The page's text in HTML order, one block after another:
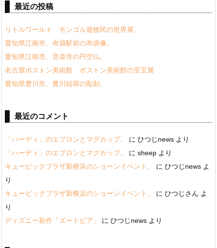
最近の投稿
リトルワールド モンゴル遊牧民の世界展。
愛知県江南市、布袋駅前の布袋像。
愛知県江南市、音楽寺の円空仏。
名古屋ボストン美術館 ボストン美術館の至宝展
愛知県豊川市、豊川稲荷の彫刻。
最近のコメント
「ハーディ」のエプロンとマグカップ。 に ひつじnews より
「ハーディ」のエプロンとマグカップ。
に sheep より
キュービックプラザ新横浜のショーンイベント。
に ひつじnews よ
り
キュービックプラザ新横浜のショーンイベント。
に ひつじさん よ
り
ディズニー新作「ズートピア」
に ひつじnews より